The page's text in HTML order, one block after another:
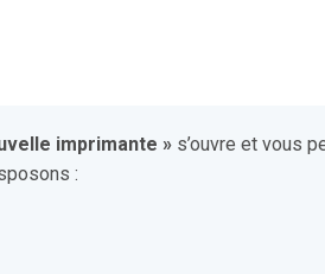
imprimante » s’ouvre et vous
: